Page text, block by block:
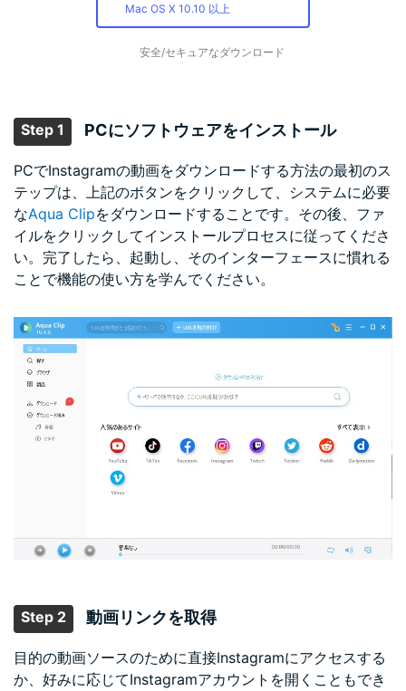
Mac OS X 10.10 以上
安全/セキュアなダウンロード
Step 1 PCにソフトウェアをインストール
PCでInstagramの動画をダウンロードする方法の最初のス
テップは、上記のボタンをクリックして、システムに必要
なAqua Clipをダウンロードすることです。その後、ファ
イルをクリックしてインストールプロセスに従ってくださ
い。完了したら、起動し、そのインターフェースに慣れる
ことで機能の使い方を学んでください。
Step 2 動画リンクを取得
目的の動画ソースのために直接Instagramにアクセスする
か、好みに応じてInstagramアカウントを開くこともでき